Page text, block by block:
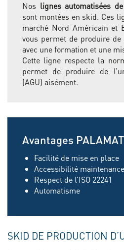
Nos lignes automatisées
sont montées en skid. Ces
marché Nord Américain et
vous permet de produire de
avec une formation et une
Cette ligne respecte la
permet de produire de
(AGU) aisément.
Avantages
Facilité de mise en place
Accessibilité maintenance
Respect de l’ISO 22241
Automatisme
SKID DE PRODUCTION